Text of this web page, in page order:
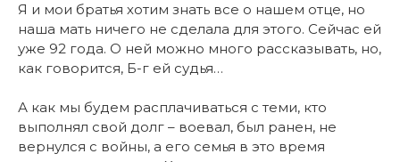
Я и мои братья хотим знать все о нашем отце, но
наша мать ничего не сделала для этого. Сейчас ей
уже 92 года. О ней можно много рассказывать, но,
как говорится, Б-г ей судья…
А как мы будем расплачиваться с теми, кто
выполнял свой долг – воевал, был ранен, не
вернулся с войны, а его семья в это время